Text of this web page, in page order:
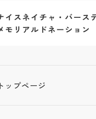
トップページ